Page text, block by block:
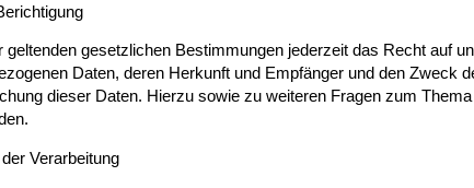
geltenden gesetzlichen Bestimmungen jederzeit das Recht auf
Daten, deren Herkunft und Empfänger und den Zweck
dieser Daten. Hierzu sowie zu weiteren Fragen zum
Verarbeitung